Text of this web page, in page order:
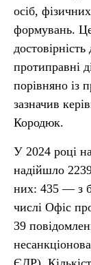
осіб,
формувань.
протиправні
порівняно із
зазначив
Кородюк.
У 2024 році
надійшло
них: 435 — з
числі Офіс
39